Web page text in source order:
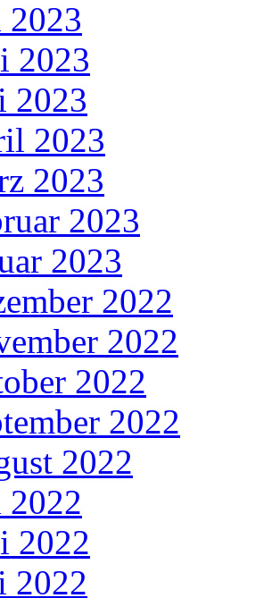
2023
2023
2023
2023
2023
2023
2023
2022
2022
2022
2022
2022
2022
2022
2022